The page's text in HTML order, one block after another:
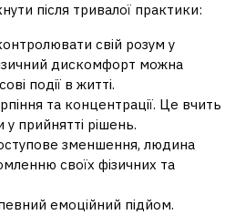
після тривалої практики:
свій розум у
дискомфорт можна
події в житті.
та концентрації. Це вчить
прийнятті рішень.
зменшення, людина
своїх фізичних та
емоційний підйом.